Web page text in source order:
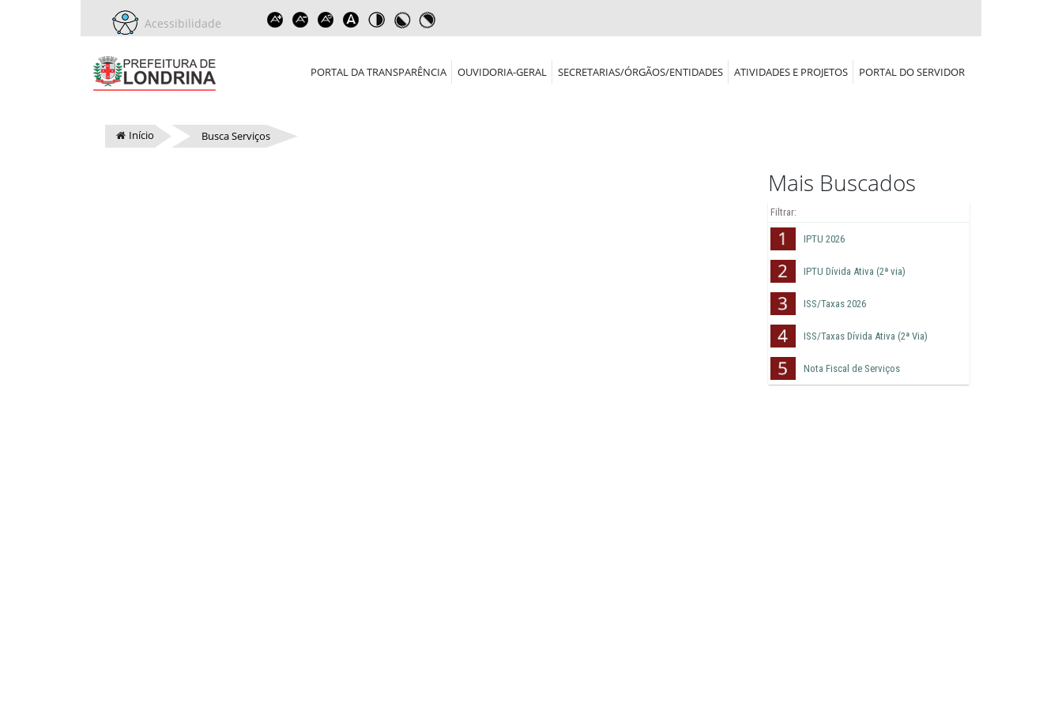
Acessibilidade
PORTAL DA TRANSPARÊNCIA OUVIDORIA-GERAL SECRETARIAS/ÓRGÃOS/ENTIDADES ATIVIDADES E PROJETOS PORTAL DO SERVIDOR
Início Busca Serviços
Mais Buscados
IPTU 2026
IPTU Dívida Ativa (2ª via)
ISS/Taxas 2026
ISS/Taxas Dívida Ativa (2ª Via)
Nota Fiscal de Serviços